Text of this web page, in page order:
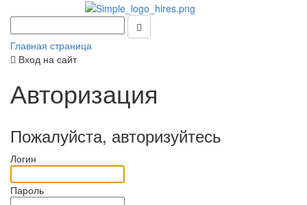
Главная страница
Вход на сайт
Авторизация
Пожалуйста, авторизуйтесь
Логин
Пароль